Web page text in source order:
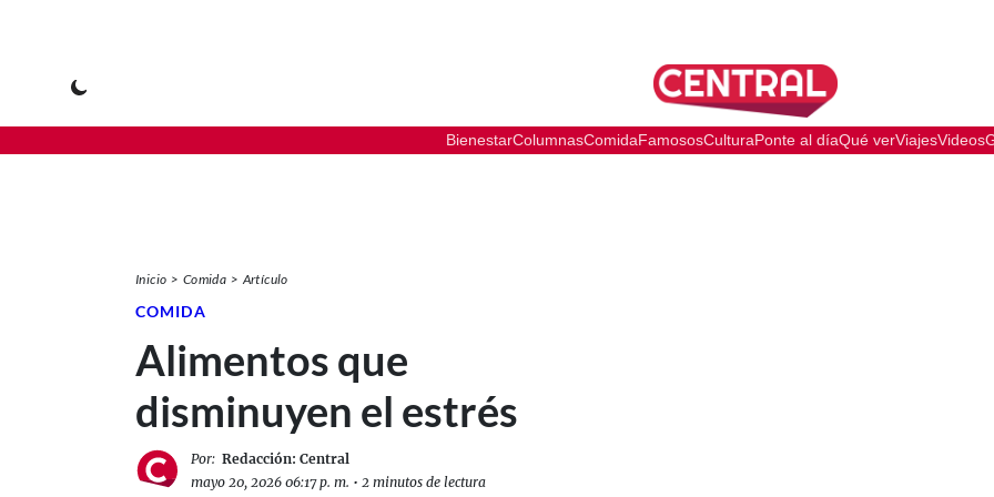
BienestarColumnasComidaFamososCulturaPonte al díaQué verViajesVideos
Inicio Comida Artículo
COMIDA
Alimentos que
disminuyen el estrés
Por: Redacción: Central
mayo 20, 2026 06:17 p. m. • 2 minutos de lectura